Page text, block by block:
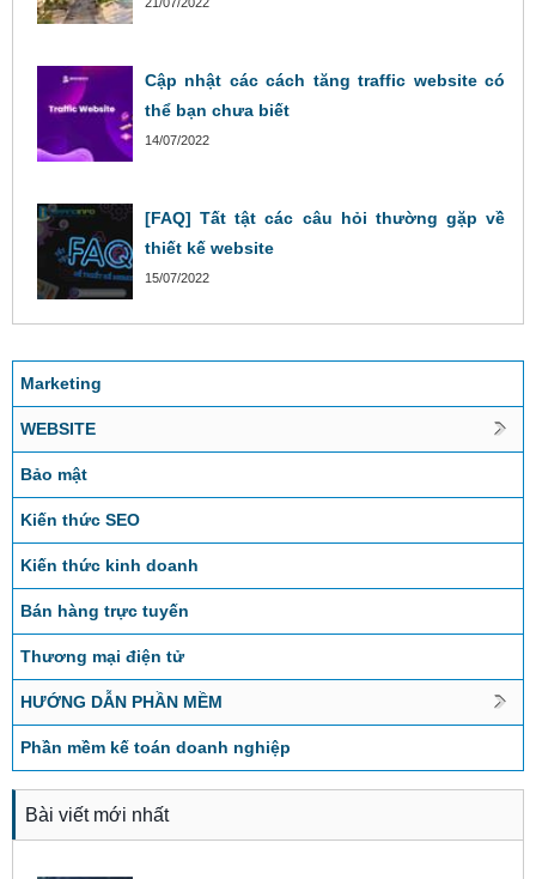
Cập nhật các cách tăng traffic website có
thể bạn chưa biết
14/07/2022
[FAQ] Tất tật các câu hỏi thường gặp về
thiết kế website
15/07/2022
Marketing
WEBSITE
Bảo mật
Kiến thức SEO
Kiến thức kinh doanh
Bán hàng trực tuyến
Thương mại điện tử
HƯỚNG DẪN PHẦN MỀM
Phần mềm kế toán doanh nghiệp
Bài viết mới nhất